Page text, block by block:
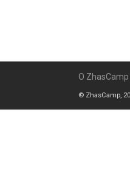
О ZhasCamp
© ZhasCamp,